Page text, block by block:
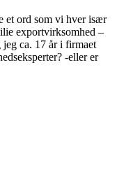
et ord som vi hver især
exportvirksomhed –
jeg ca. 17 år i firmaet
-eller er